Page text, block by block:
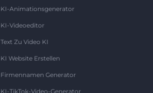
KI-Animationsgenerator
KI-Videoeditor
Text Zu Video KI
KI Website Erstellen
Firmennamen Generator
KI-TikTok-Video-Generator